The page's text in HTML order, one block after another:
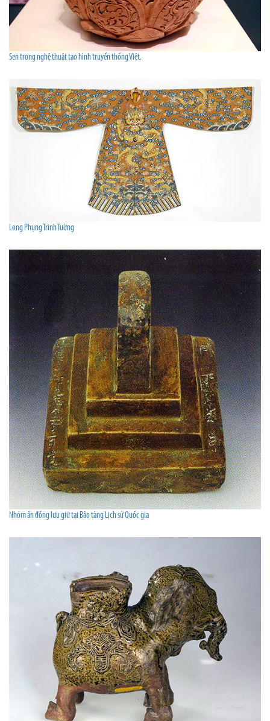
Sen trong nghệ thuật tạo hình truyền thống Việt.
Long Phụng Trình Tường
Nhóm ấn đồng lưu giữ tại Bảo tàng Lịch sử Quốc gia